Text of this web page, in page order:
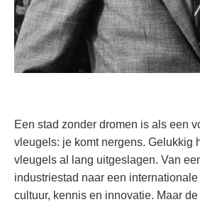
Een stad zonder dromen is als een
vleugels: je komt nergens. Gelukkig
vleugels al lang uitgeslagen. Van
industriestad naar een
cultuur, kennis en innovatie. Maar